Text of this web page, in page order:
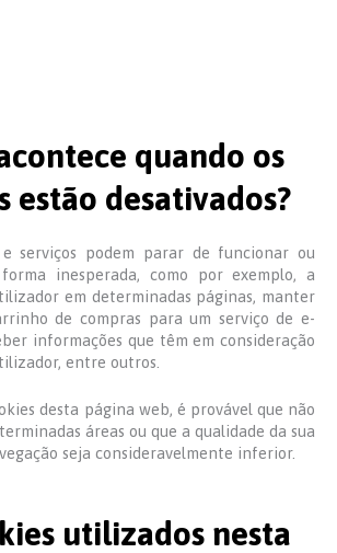
quando os
estão desativados?
e serviços podem parar de funcionar ou
inesperada, como por exemplo, a
em determinadas páginas, manter
de compras para um serviço de e-
informações que têm em consideração
entre outros.
desta página web, é provável que não
áreas ou que a qualidade da sua
seja consideravelmente inferior.
utilizados nesta